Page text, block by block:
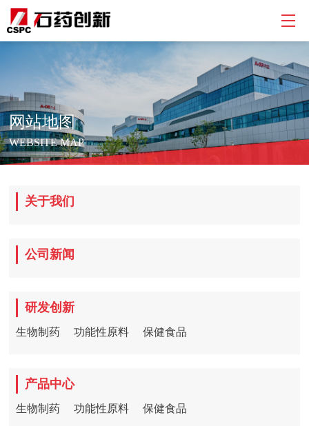
网站地图
WEBSITE MAP
关于我们
公司新闻
研发创新
生物制药 功能性原料 保健食品
产品中心
生物制药 功能性原料 保健食品